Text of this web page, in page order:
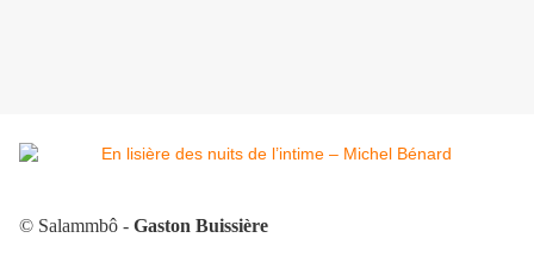
© Salammbô - Gaston Buissière